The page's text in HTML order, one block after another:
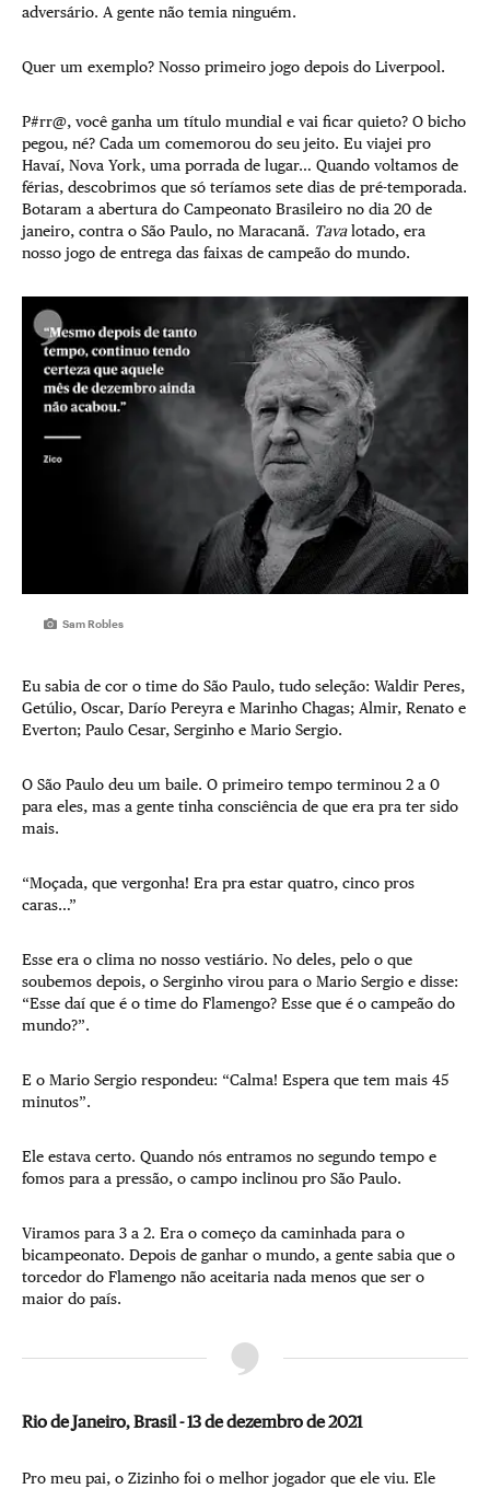
adversário. A gente não temia ninguém.
Quer um exemplo? Nosso primeiro jogo depois do Liverpool.
P#rr@, você ganha um título mundial e vai ficar quieto? O bicho
pegou, né? Cada um comemorou do seu jeito. Eu viajei pro
Havaí, Nova York, uma porrada de lugar… Quando voltamos de
férias, descobrimos que só teríamos sete dias de pré-temporada.
Botaram a abertura do Campeonato Brasileiro no dia 20 de
janeiro, contra o São Paulo, no Maracanã. Tavalotado, era
nosso jogo de entrega das faixas de campeão do mundo.
Sam Robles
Eu sabia de cor o time do São Paulo, tudo seleção: Waldir Peres,
Getúlio, Oscar, Darío Pereyra e Marinho Chagas; Almir, Renato e
Everton; Paulo Cesar, Serginho e Mario Sergio.
O São Paulo deu um baile. O primeiro tempo terminou 2 a 0
para eles, mas a gente tinha consciência de que era pra ter sido
mais.
“Moçada, que vergonha! Era pra estar quatro, cinco pros
caras…”
Esse era o clima no nosso vestiário. No deles, pelo o que
soubemos depois, o Serginho virou para o Mario Sergio e disse:
“Esse daí que é o time do Flamengo? Esse que é o campeão do
mundo?”.
E o Mario Sergio respondeu: “Calma! Espera que tem mais 45
minutos”.
Ele estava certo. Quando nós entramos no segundo tempo e
fomos para a pressão, o campo inclinou pro São Paulo.
Viramos para 3 a 2. Era o começo da caminhada para o
bicampeonato. Depois de ganhar o mundo, a gente sabia que o
torcedor do Flamengo não aceitaria nada menos que ser o
maior do país.
Rio de Janeiro, Brasil - 13 de dezembro de 2021
Pro meu pai, o Zizinho foi o melhor jogador que ele viu. Ele